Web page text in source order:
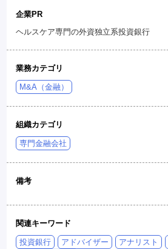
企業PR
ヘルスケア専門の外資独立系投資銀行
業務カテゴリ
M&A（金融）
組織カテゴリ
専門金融会社
備考
関連キーワード
投資銀行 アドバイザー アナリスト